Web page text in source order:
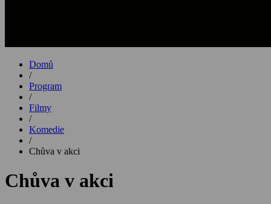
Domů
/
Program
/
Filmy
/
Komedie
/
Chůva v akci
Chůva v akci